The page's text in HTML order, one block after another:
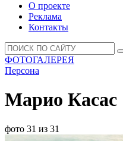
О проекте
Реклама
Контакты
ФОТОГАЛЕРЕЯ
Персона
Марио Касас
фото 31 из 31